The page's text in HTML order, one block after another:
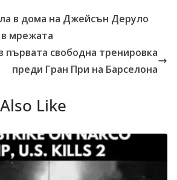
в дома на Джейсън Деруло
мрежата
първата свободна тренировка
преди Гран При на Барселона
Like